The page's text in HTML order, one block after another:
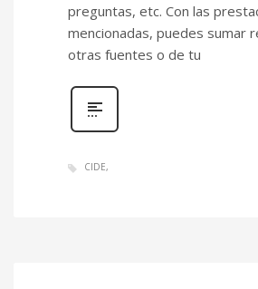
preguntas, etc. Con las
mencionadas, puedes sumar
otras fuentes o de tu
CIDE